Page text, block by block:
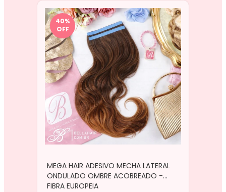
40%
OFF
MEGA HAIR ADESIVO MECHA LATERAL
ONDULADO OMBRE ACOBREADO -
FIBRA EUROPEIA